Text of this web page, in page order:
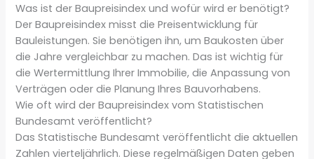
Was ist der Baupreisindex und wofür wird er benötigt?
Der Baupreisindex misst die Preisentwicklung für
Bauleistungen. Sie benötigen ihn, um Baukosten über
die Jahre vergleichbar zu machen. Das ist wichtig für
die Wertermittlung Ihrer Immobilie, die Anpassung von
Verträgen oder die Planung Ihres Bauvorhabens.
Wie oft wird der Baupreisindex vom Statistischen
Bundesamt veröffentlicht?
Das Statistische Bundesamt veröffentlicht die aktuellen
Zahlen vierteljährlich. Diese regelmäßigen Daten geben